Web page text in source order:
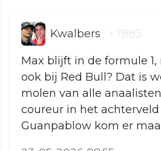
Kwalbers +7883
Max blijft in de formule
ook bij Red Bull? Dat is
molen van alle
coureur in het
Guanpablow kom er